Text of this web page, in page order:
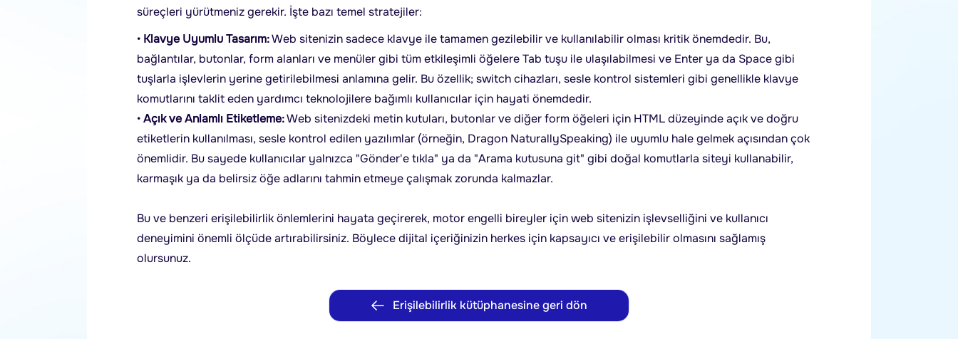
süreçleri yürütmeniz gerekir. İşte bazı temel stratejiler:
• Klavye Uyumlu Tasarım:Web sitenizin sadece klavye ile tamamen gezilebilir ve kullanılabilir olması kritik önemdedir. Bu,
bağlantılar, butonlar, form alanları ve menüler gibi tüm etkileşimli öğelere Tab tuşu ile ulaşılabilmesi ve Enter ya da Space gibi
tuşlarla işlevlerin yerine getirilebilmesi anlamına gelir. Bu özellik; switch cihazları, sesle kontrol sistemleri gibi genellikle klavye
komutlarını taklit eden yardımcı teknolojilere bağımlı kullanıcılar için hayati önemdedir.
•Açık ve Anlamlı Etiketleme:Web sitenizdeki metin kutuları, butonlar ve diğer form öğeleri için HTML düzeyinde açık ve doğru
etiketlerin kullanılması, sesle kontrol edilen yazılımlar (örneğin, Dragon NaturallySpeaking) ile uyumlu hale gelmek açısından çok
önemlidir. Bu sayede kullanıcılar yalnızca "Gönder'e tıkla" ya da "Arama kutusuna git" gibi doğal komutlarla siteyi kullanabilir,
karmaşık ya da belirsiz öğe adlarını tahmin etmeye çalışmak zorunda kalmazlar.
Bu ve benzeri erişilebilirlik önlemlerini hayata geçirerek, motor engelli bireyler için web sitenizin işlevselliğini ve kullanıcı
deneyimini önemli ölçüde artırabilirsiniz. Böylece dijital içeriğinizin herkes için kapsayıcı ve erişilebilir olmasını sağlamış
olursunuz.
Erişilebilirlik kütüphanesine geri dön